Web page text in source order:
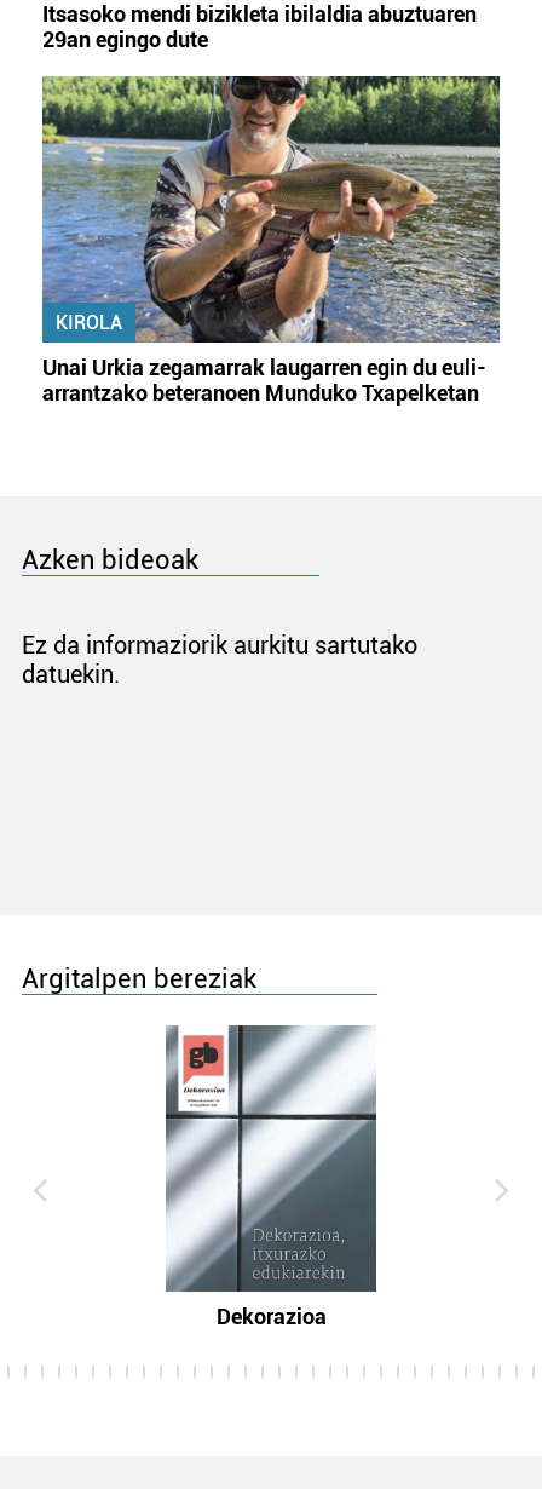
Itsasoko mendi bizikleta ibilaldia abuztuaren
29an egingo dute
KIROLA
Unai Urkia zegamarrak laugarren egin du euli-
arrantzako beteranoen Munduko Txapelketan
Azken bideoak
Ez da informaziorik aurkitu sartutako
datuekin.
Argitalpen bereziak
Dekorazioa